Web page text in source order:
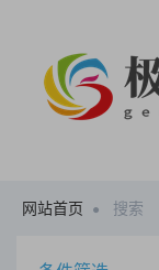
网站首页 搜索